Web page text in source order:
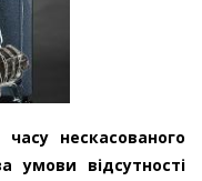
нескасованого
відсутності